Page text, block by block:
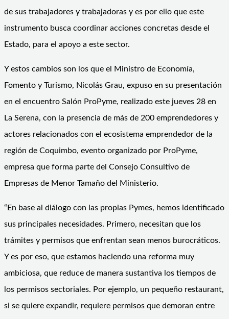
de sus trabajadores y trabajadoras y es por ello que este
instrumento busca coordinar acciones concretas desde el
Estado, para el apoyo a este sector.
Y estos cambios son los que el Ministro de Economía,
Fomento y Turismo, Nicolás Grau, expuso en su presentación
en el encuentro Salón ProPyme, realizado este jueves 28 en
La Serena, con la presencia de más de 200 emprendedores y
actores relacionados con el ecosistema emprendedor de la
región de Coquimbo, evento organizado por ProPyme,
empresa que forma parte del Consejo Consultivo de
Empresas de Menor Tamaño del Ministerio.
“En base al diálogo con las propias Pymes, hemos identificado
sus principales necesidades. Primero, necesitan que los
trámites y permisos que enfrentan sean menos burocráticos.
Y es por eso, que estamos haciendo una reforma muy
ambiciosa, que reduce de manera sustantiva los tiempos de
los permisos sectoriales. Por ejemplo, un pequeño restaurant,
si se quiere expandir, requiere permisos que demoran entre